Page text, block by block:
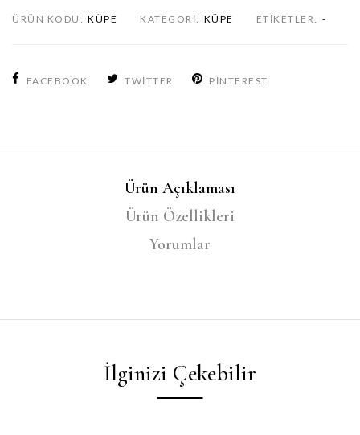
ÜRÜN KODU: KÜPE KATEGORI: KÜPE ETIKETLER: -
FACEBOOK TWITTER PINTEREST
Ürün Açıklaması
Ürün Özellikleri
Yorumlar
İlginizi Çekebilir